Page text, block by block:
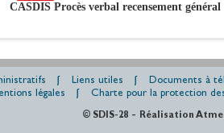
CASDIS Procès verbal recensement général
Liens utiles Documents à
légales
Charte pour la protection
© SDIS-28 - Réalisation